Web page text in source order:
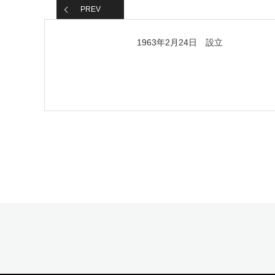
PREV
1963年2月24日 設立